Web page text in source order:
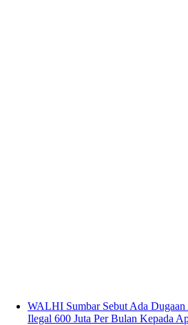
WALHI Sumbar Sebut Ada
Ilegal 600 Juta Per Bulan Kepada